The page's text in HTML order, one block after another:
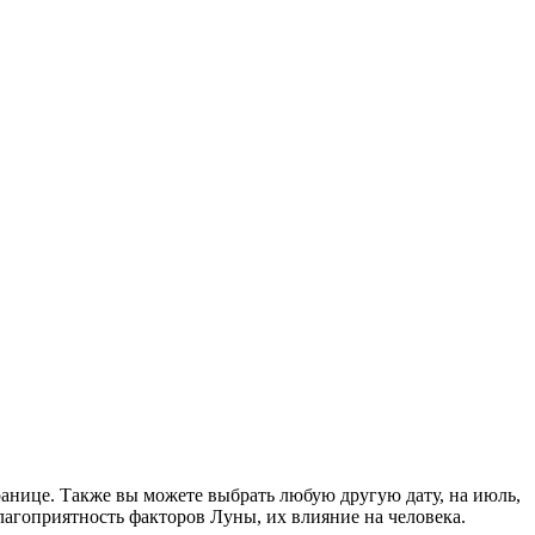
Также вы можете выбрать любую другую дату, на июль,
факторов Луны, их влияние на человека.